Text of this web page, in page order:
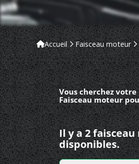
Accueil Faisceau moteur
Vous cherchez votre
Faisceau moteur
Il y a 2 faisceau
disponibles.